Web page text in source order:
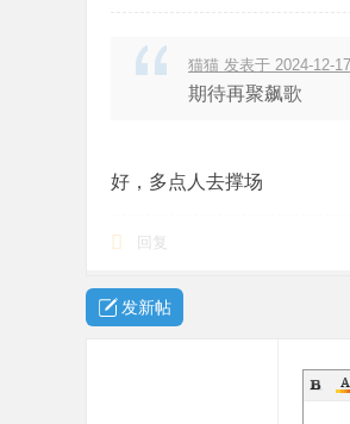
猫猫 发表于 2024-12-
期待再聚飙歌
好，多点人去撑场
回复
发新帖